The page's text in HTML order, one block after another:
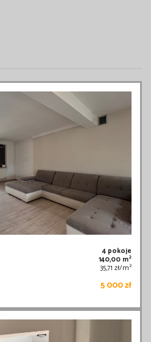
4 pokoje
140,00 m2
35,71 zł/m2
5 000 zł